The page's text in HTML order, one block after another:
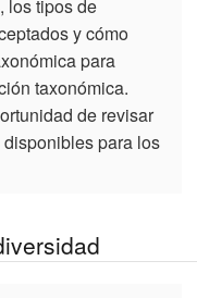
los tipos de
y cómo
para
taxonómica.
de revisar
para los